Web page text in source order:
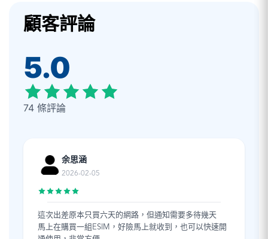
顧客評論
5.0
74 條評論
余思涵
2026-02-05
這次出差原本只買六天的網路，但通知需要多待幾天
馬上在購買一組ESIM，好險馬上就收到，也可以快速開